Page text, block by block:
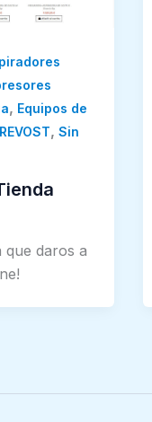
, Equipos de
, Sin
que daros a